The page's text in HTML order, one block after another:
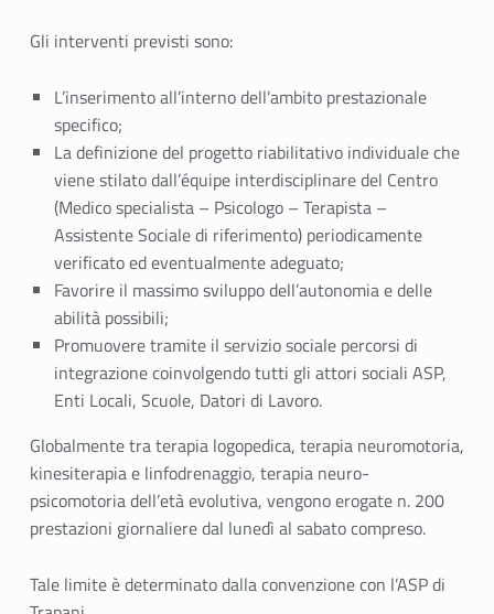
Gli interventi previsti sono:
L’inserimento all’interno dell’ambito prestazionale
specifico;
La definizione del progetto riabilitativo individuale che
viene stilato dall’équipe interdisciplinare del Centro
(Medico specialista – Psicologo – Terapista –
Assistente Sociale di riferimento) periodicamente
verificato ed eventualmente adeguato;
Favorire il massimo sviluppo dell’autonomia e delle
abilità possibili;
Promuovere tramite il servizio sociale percorsi di
integrazione coinvolgendo tutti gli attori sociali ASP,
Enti Locali, Scuole, Datori di Lavoro.
Globalmente tra terapia logopedica, terapia neuromotoria,
kinesiterapia e linfodrenaggio, terapia neuro-
psicomotoria dell’età evolutiva, vengono erogate n. 200
prestazioni giornaliere dal lunedì al sabato compreso.
Tale limite è determinato dalla convenzione con l’ASP di